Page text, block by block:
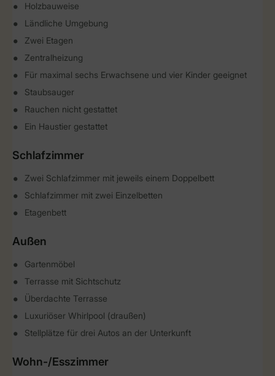
Holzbauweise
Ländliche Umgebung
Zwei Etagen
Zentralheizung
Für maximal sechs Erwachsene und vier Kinder geeignet
Staubsauger
Rauchen nicht gestattet
Ein Haustier gestattet
Schlafzimmer
Zwei Schlafzimmer mit jeweils einem Doppelbett
Schlafzimmer mit zwei Einzelbetten
Etagenbett
Außen
Gartenmöbel
Terrasse mit Sichtschutz
Überdachte Terrasse
Luxuriöser Whirlpool (draußen)
Stellplätze für drei Autos an der Unterkunft
Wohn-/Esszimmer